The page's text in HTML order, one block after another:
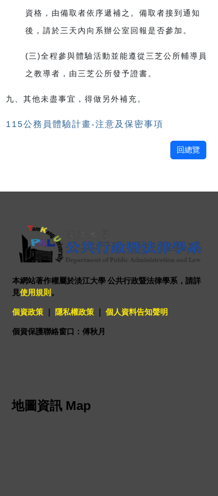
資格，由備取者依序遞補之。備取者接到通知
後，請於三天內向系辦公室回報是否參加。
(三)全程參與體驗活動並能遵從三芝公所輔導員
之教導者，由三芝公所發予證書。
九、其他未盡事宜，得做另外補充。
115公務員體驗計畫-注意及保密事項
回總覽
本網站著作權屬於淡江大學 公共行政暨法律學系，請詳
見使用規則 。
個資政策 隱私權政策 個人資料告知聲明
個資保護聯絡窗口：傅秋月
地圖資訊 Map